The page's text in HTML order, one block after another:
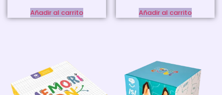
Añadir al carrito Añadir al carrito